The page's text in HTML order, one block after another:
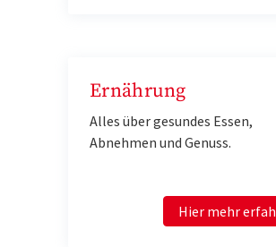
Ernährung
Alles über gesundes Essen,
Abnehmen und Genuss.
Hier mehr